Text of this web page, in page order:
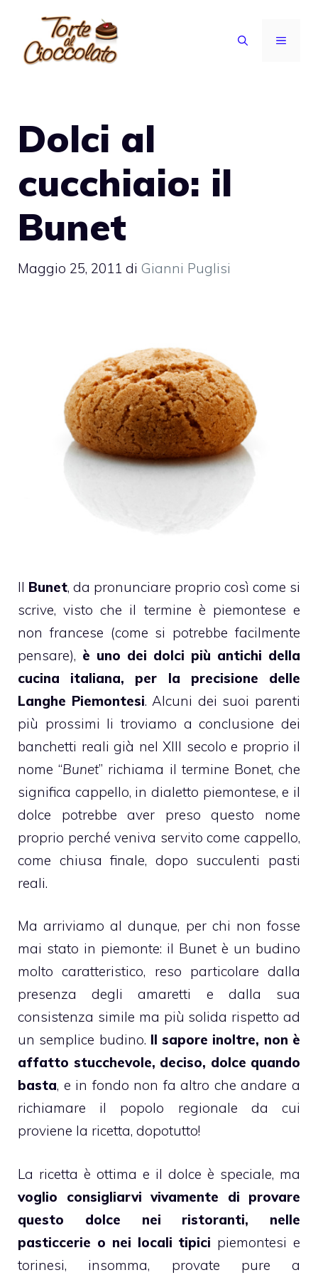
contenuto
MENU
Dolci al
cucchiaio: il
Bunet
Maggio 25, 2011 di Gianni Puglisi
Il Bunet, da pronunciare proprio così come si
scrive, visto che il termine è piemontese e
non francese (come si potrebbe facilmente
pensare), è uno dei dolci più antichi della
cucina italiana, per la precisione delle
Langhe Piemontesi. Alcuni dei suoi parenti
più prossimi li troviamo a conclusione dei
banchetti reali già nel XIII secolo e proprio il
nome “Bunet” richiama il termine Bonet, che
significa cappello, in dialetto piemontese, e il
dolce potrebbe aver preso questo nome
proprio perché veniva servito come cappello,
come chiusa finale, dopo succulenti pasti
reali.
Ma arriviamo al dunque, per chi non fosse
mai stato in piemonte: il Bunet è un budino
molto caratteristico, reso particolare dalla
presenza degliamaretti
e dalla sua
consistenza simile ma più solida rispetto ad
un semplice budino. Il sapore inoltre, non è
affatto stucchevole, deciso, dolce quando
basta, e in fondo non fa altro che andare a
richiamare il popolo regionale da cui
proviene la ricetta, dopotutto!
La ricetta è ottima e il dolce è speciale, ma
voglio consigliarvi vivamente di provare
questo dolce nei ristoranti, nelle
pasticcerie o nei locali tipici piemontesi e
torinesi, insomma, provate pure a